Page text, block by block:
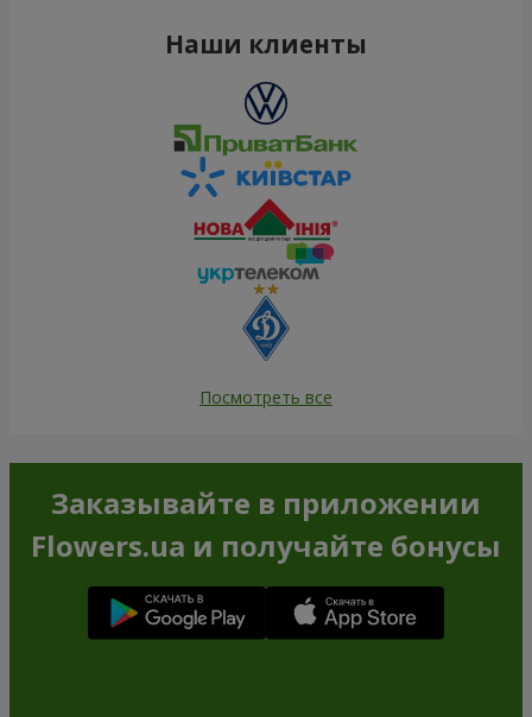
Наши клиенты
Посмотреть все
Заказывайте в приложении
Flowers.ua и получайте бонусы